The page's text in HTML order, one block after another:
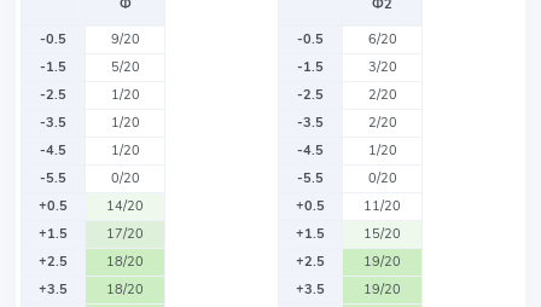
Ф
-0.5
9/20
-1.5
5/20
-2.5
1/20
-3.5
1/20
-4.5
1/20
-5.5
0/20
+0.5
14/20
+1.5
17/20
+2.5
18/20
+3.5
18/20
Ф2
-0.5
6/20
-1.5
3/20
-2.5
2/20
-3.5
2/20
-4.5
1/20
-5.5
0/20
+0.5
11/20
+1.5
15/20
+2.5
19/20
+3.5
19/20